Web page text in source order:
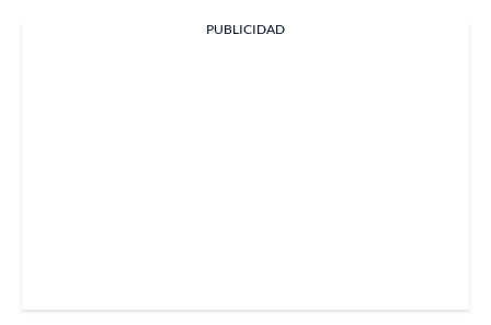
PUBLICIDAD